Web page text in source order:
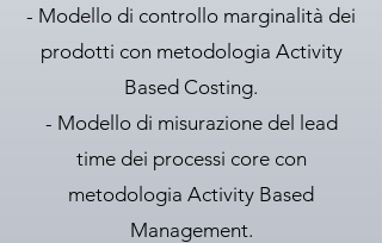
- Modello di controllo marginalità dei
prodotti con metodologia Activity
Based Costing.
- Modello di misurazione del lead
time dei processi core con
metodologia Activity Based
Management.